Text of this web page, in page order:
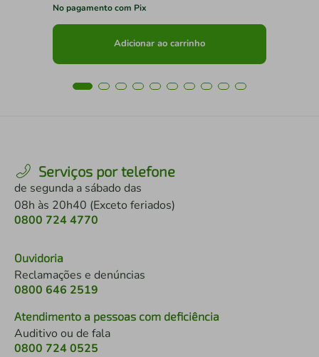
No pagamento com Pix
Adicionar ao carrinho
Serviços por telefone
de segunda a sábado das
08h às 20h40 (Exceto feriados)
0800 724 4770
Ouvidoria
Reclamações e denúncias
0800 646 2519
Atendimento a pessoas com deficiência
Auditivo ou de fala
0800 724 0525